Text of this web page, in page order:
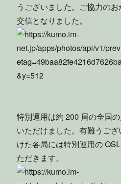
うございました。ご協力の
交信となりました。
特別運用は約 200 局の全国
いただけました。有難うご
けた各局には特別運用の
ただきます。